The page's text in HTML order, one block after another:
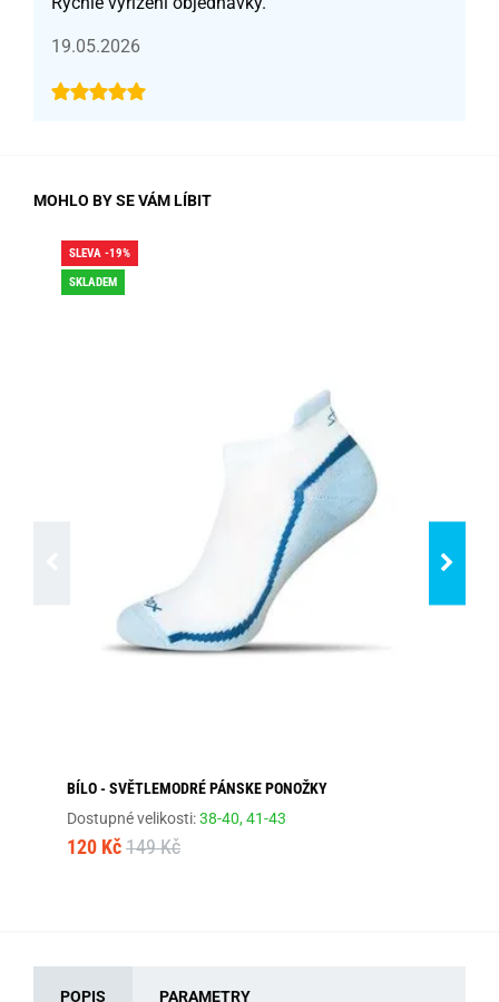
19.05.2026
MOHLO BY SE VÁM LÍBIT
SLEVA -19%
SKLADEM
BÍLO - SVĚTLEMODRÉ PÁNSKE PONOŽKY
Dostupné velikosti:38-40,41-43
120 Kč 149 Kč
POPIS PARAMETRY